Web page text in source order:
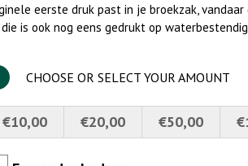
eerste druk past in je broekzak, vandaar
die is ook nog eens gedrukt op
CHOOSE OR SELECT YOUR AMOUNT
€10,00 €20,00 €50,00